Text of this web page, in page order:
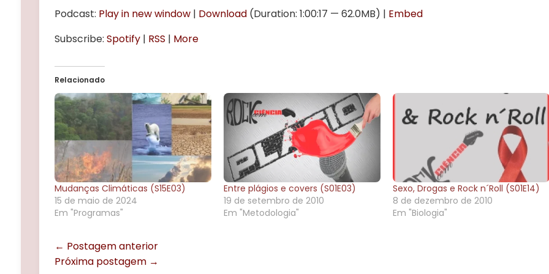
áudio
ou
diminuir
o
volume.
Podcast: Play in new window| Download(Duration: 1:00:17 — 62.0MB) | Embed
Subscribe: Spotify| RSS | More
Relacionado
Mudanças Climáticas (S15E03)
15 de maio de 2024
Em "Programas"
Entre plágios e covers (S01E03)
19 de setembro de 2010
Em "Metodologia"
Sexo, Drogas e Rock n´Roll (S01E14)
8 de dezembro de 2010
Em "Biologia"
← Postagem anterior
Próxima postagem →